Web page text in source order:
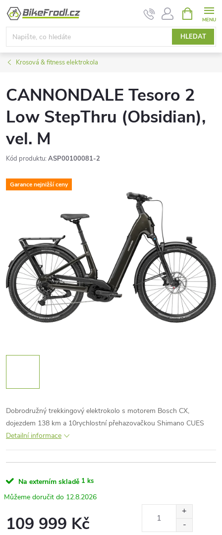
Přejít
obsah
HLEDAT
NÁKUPNÍ
KOŠÍK
Krosová & fitness elektrokola
CANNONDALE Tesoro 2
Low StepThru (Obsidian),
vel. M
Kód produktu: ASP00100081-2
Garance nejnižší ceny
Dobrodružný trekkingový elektrokolo s motorem Bosch CX,
dojezdem 138 km a 10rychlostní přehazovačkou Shimano CUES
Detailní informace
Na externím skladě 1 ks
12.8.2026
109 999 Kč